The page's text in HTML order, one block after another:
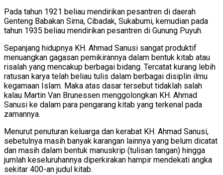
Pada tahun 1921 beliau mendirikan pesantren di daerah
Genteng Babakan Sirna, Cibadak, Sukabumi, kemudian pada
tahun 1935 beliau mendirikan pesantren di Gunung Puyuh.
Sepanjang hidupnya KH. Ahmad Sanusi sangat produktif
menuangkan gagasan pemikirannya dalam bentuk kitab atau
risalah yang mencakup berbagai bidang. Tercatat kurang lebih
ratusan karya telah beliau tulis dalam berbagai disiplin ilmu
kegamaan Islam. Maka atas dasar tersebut tidaklah salah
kalau Martin Van Brunessen menggolongkan KH. Ahmad
Sanusi ke dalam para pengarang kitab yang terkenal pada
zamannya.
Menurut penuturan keluarga dan kerabat KH. Ahmad Sanusi,
sebetulnya masih banyak karangan lainnya yang belum dicatat
dan masih dalam bentuk manuskrip (tulisan tangan) hingga
jumlah keseluruhannya diperkirakan hampir mendekati angka
sekitar 400-an judul kitab.